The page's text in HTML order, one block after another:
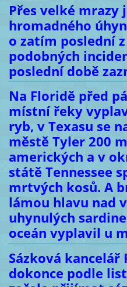
Přes velké mrazy
hromadného
o zatím poslední
podobných
poslední době
Na Floridě před
místní řeky
ryb, v Texasu se
městě Tyler 200
amerických a v
státě Tennessee
mrtvých kosů. A
lámou hlavu nad
uhynulých
oceán vyplavil u
Sázková kancelář
dokonce podle